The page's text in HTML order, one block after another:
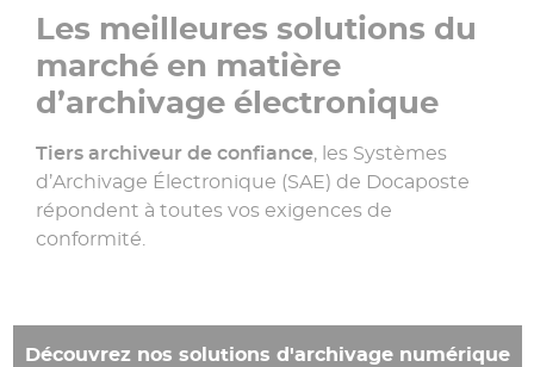
Les meilleures solutions du
marché en matière
d’archivage électronique
Tiers archiveur de confiance, les Systèmes
d’Archivage Électronique (SAE) de Docaposte
répondent à toutes vos exigences de
conformité.
Découvrez nos solutions d'archivage numérique